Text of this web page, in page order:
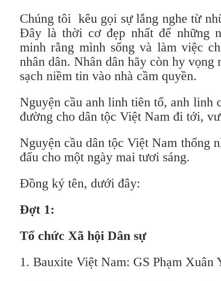
Chúng tôi kêu gọi sự lắng nghe từ
Đây là thời cơ đẹp nhất để những
minh rằng mình sống và làm việc
nhân dân. Nhân dân hãy còn hy
sạch niềm tin vào nhà cầm quyền.
Nguyện cầu anh linh tiên tổ, anh linh
đường cho dân tộc Việt Nam đi tới,
Nguyện cầu dân tộc Việt Nam thống
đấu cho một ngày mai tươi sáng.
Đồng ký tên, dưới đây:
Đợt 1:
Tổ chức Xã hội Dân sự
1. Bauxite Việt Nam: GS Phạm Xuân